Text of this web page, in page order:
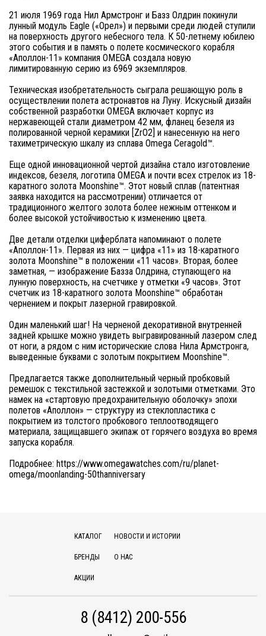
21 июля 1969 года Нил Армстронг и Базз Олдрин покинули
лунный модуль Eagle («Орел») и первыми среди людей ступили
на поверхность другого небесного тела. К 50-летнему юбилею
этого события и в память о полете космического корабля
«Аполлон-11» компания OMEGA создала новую
лимитированную серию из 6969 экземпляров.
Техническая изобретательность сыграла решающую роль в
осуществлении полета астронавтов на Луну. Искусный дизайн
собственной разработки OMEGA включает корпус из
нержавеющей стали диаметром 42 мм, фланец безеля из
полированной черной керамики [ZrO2] и нанесенную на него
тахиметрическую шкалу из сплава Omega Ceragold™.
Еще одной инновационной чертой дизайна стало изготовление
индексов, безеля, логотипа OMEGA и почти всех стрелок из 18-
каратного золота Moonshine™. Этот новый сплав (патентная
заявка находится на рассмотрении) отличается от
традиционного желтого золота более нежным оттенком и
более высокой устойчивостью к изменению цвета.
Две детали отделки циферблата напоминают о полете
«Аполлон-11». Первая из них — цифра «11» из 18-каратного
золота Moonshine™ в положении «11 часов». Вторая, более
заметная, — изображение Базза Олдрина, ступающего на
лунную поверхность, на счетчике у отметки «9 часов». Этот
счетчик из 18-каратного золота Moonshine™ обработан
чернением и покрыт лазерной гравировкой.
Один маленький шаг! На черненой декоративной внутренней
задней крышке можно увидеть выгравированный лазером след
от ноги, а рядом с ним исторические слова Нила Армстронга,
выведенные буквами с золотым покрытием Moonshine™.
Предлагается также дополнительный черный пробковый
ремешок с текстильной застежкой и золотыми отметками. Это
намек на «стартовую предохранительную оболочку» эпохи
полетов «Аполлон» — структуру из стеклопластика с
покрытием из толстого пробкового теплоотводящего
материала, защищавшего экипаж от горячего воздуха во время
запуска корабля.
Подробнее: https://www.omegawatches.com/ru/planet-
omega/moonlanding-50thanniversary
КАТАЛОГ
БРЕНДЫ
АКЦИИ
НОВОСТИ И ИСТОРИИ
О НАС
8 (8412) 200-556